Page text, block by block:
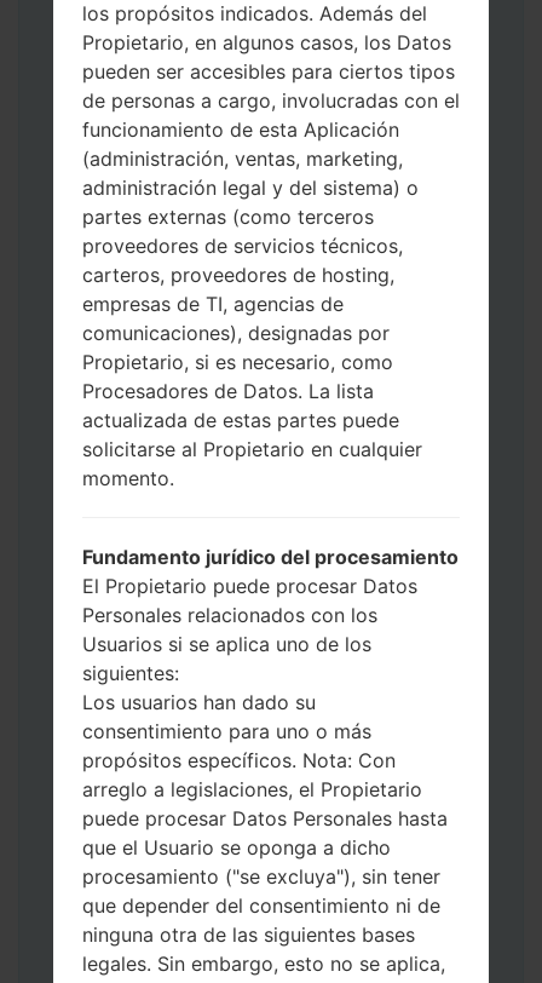
Descargue a su PC: la última versión de
Odin 3.
A continuación, extraiga el archivo de
firmware.
Debe obtener 1 (si es archivo 1, elíjalo aquí)
o 5 (si es archivo 5, selecciónelo aquí):
AP: "Sistema y Recuperación"
CP: "Módem y Radio"
CSC _ ***: "País y región y operador"
HOME_CSC _ ***: "País y regióny
operador"
Agregue todos los archivos a Odin 3.
Si desea hacer clean flash, use CSC _ *** o
use HOME_CSC _ *** para mantener sus
datos y aplicaciones.
Ahora apague su teléfono y entre al Modo
de Descarga. Cómo hacer todos los
Presione y mantenga presionados la
tecla de Encendido, el botón de Subir
volumen y la tecla de Bixby.
Presione y mantenga presionadas las
teclas de Subir y de Bajar volumen y
luego conecte un cable USB.
Presione y mantenga presionados la
tecla de Encendido, el botón de Bajar
volumen y la tecla de Inicio.
Conecte un cable USB, luego
mantenga presionados el botón de Bixby
y la tecla de Bajar volumen.
Presione y mantenga presionados la
tecla de Encendido y el botón de Subir
volumen.
los propósitos indicados. Además del
Propietario, en algunos casos, los Datos
pueden ser accesibles para ciertos tipos
de personas a cargo, involucradas con el
funcionamiento de esta Aplicación
(administración, ventas, marketing,
administración legal y del sistema) o
partes externas (como terceros
proveedores de servicios técnicos,
carteros, proveedores de hosting,
empresas de TI, agencias de
comunicaciones), designadas por
Propietario, si es necesario, como
Procesadores de Datos. La lista
actualizada de estas partes puede
solicitarse al Propietario en cualquier
momento.
Fundamento jurídico del procesamiento
El Propietario puede procesar Datos
Personales relacionados con los
Usuarios si se aplica uno de los
siguientes:
Los usuarios han dado su
consentimiento para uno o más
propósitos específicos. Nota: Con
arreglo a legislaciones, el Propietario
puede procesar Datos Personales hasta
que el Usuario se oponga a dicho
procesamiento ("se excluya"), sin tener
que depender del consentimiento ni de
ninguna otra de las siguientes bases
legales. Sin embargo, esto no se aplica,